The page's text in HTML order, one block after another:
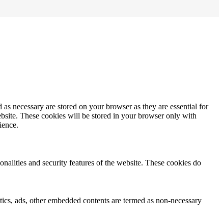
necessary are stored on your browser as they are essential for
These cookies will be stored in your browser only with
and security features of the website. These cookies do
ads, other embedded contents are termed as non-necessary